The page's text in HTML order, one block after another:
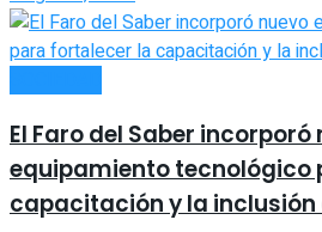
El Faro del Saber incorporó
equipamiento tecnológico
capacitación y la